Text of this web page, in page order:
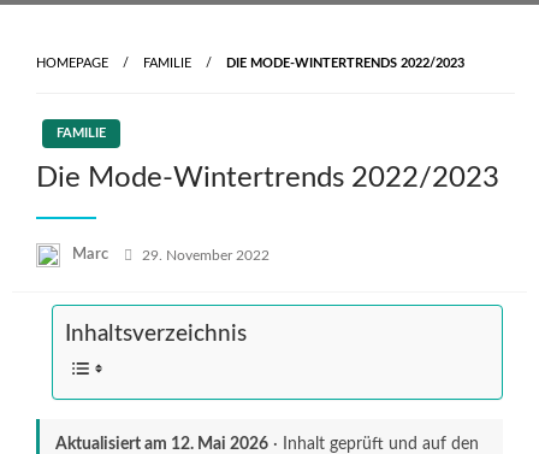
HOMEPAGE FAMILIE DIE MODE-WINTERTRENDS 2022/2023
FAMILIE
Die Mode-Wintertrends 2022/2023
Marc
Posted
29. November 2022
Inhaltsverzeichnis
Aktualisiert am 12. Mai 2026· Inhalt geprüft und auf den